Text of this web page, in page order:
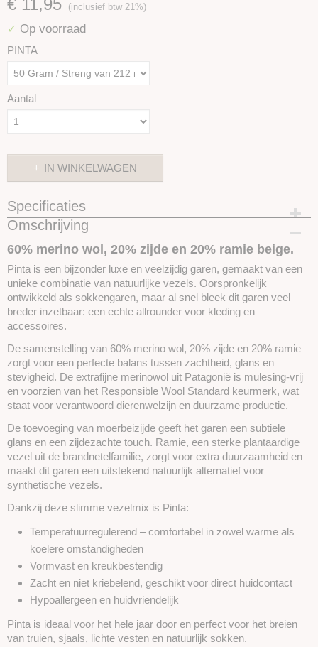
€ 11,95 (inclusief btw 21%)
✓ Op voorraad
PINTA
Aantal
IN WINKELWAGEN
Specificaties
Productcode
Omschrijving
60% merino wol, 20% zijde en 20% ramie beige.
Pinta is een bijzonder luxe en veelzijdig garen, gemaakt van een
unieke combinatie van natuurlijke vezels. Oorspronkelijk
ontwikkeld als sokkengaren, maar al snel bleek dit garen veel
breder inzetbaar: een echte allrounder voor kleding en
accessoires.
De samenstelling van 60% merino wol, 20% zijde en 20% ramie
zorgt voor een perfecte balans tussen zachtheid, glans en
stevigheid. De extrafijne merinowol uit Patagonië is mulesing-vrij
en voorzien van het Responsible Wool Standard keurmerk, wat
staat voor verantwoord dierenwelzijn en duurzame productie.
De toevoeging van moerbeizijde geeft het garen een subtiele
glans en een zijdezachte touch. Ramie, een sterke plantaardige
vezel uit de brandnetelfamilie, zorgt voor extra duurzaamheid en
maakt dit garen een uitstekend natuurlijk alternatief voor
synthetische vezels.
Dankzij deze slimme vezelmix is Pinta:
Temperatuurregulerend – comfortabel in zowel warme als
koelere omstandigheden
Vormvast en kreukbestendig
Zacht en niet kriebelend, geschikt voor direct huidcontact
Hypoallergeen en huidvriendelijk
Pinta is ideaal voor het hele jaar door en perfect voor het breien
van truien, sjaals, lichte vesten en natuurlijk sokken.